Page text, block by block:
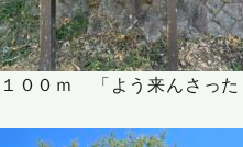
１００ｍ 「よう来んさっ